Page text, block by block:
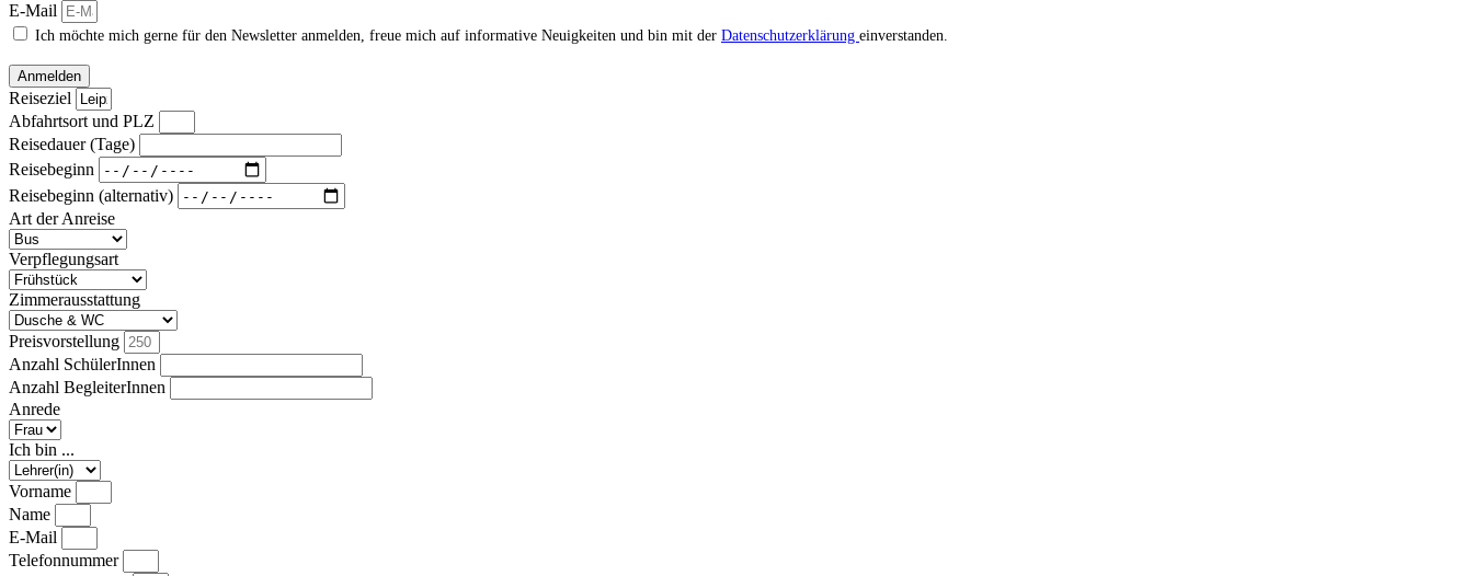
E-Mail
Ich möchte mich gerne für den Newsletter anmelden, freue mich auf informative Neuigkeiten und bin mit der Datenschutzerklärung einverstanden.
Anmelden
Reiseziel
Abfahrtsort und PLZ
Reisedauer (Tage)
Reisebeginn
Reisebeginn (alternativ)
Art der Anreise
Verpflegungsart
Zimmerausstattung
Preisvorstellung
Anzahl SchülerInnen
Anzahl BegleiterInnen
Anrede
Ich bin ...
Vorname
Name
E-Mail
Telefonnummer